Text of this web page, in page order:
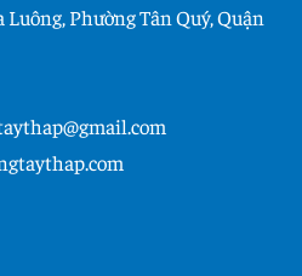
Luông, Phường Tân Quý, Quận